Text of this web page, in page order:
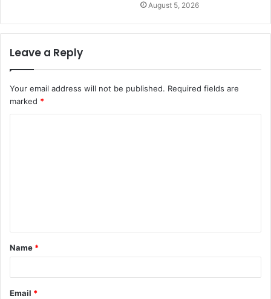
August 5, 2026
Leave a Reply
Your email address will not be published. Required fields are
marked *
t
*
Name *
Email *